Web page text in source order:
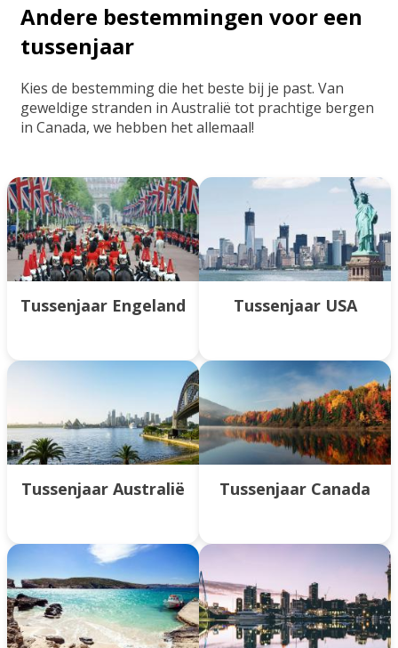
Andere bestemmingen voor een
tussenjaar
Kies de bestemming die het beste bij je past. Van
geweldige stranden in Australië tot prachtige bergen
in Canada, we hebben het allemaal!
Tussenjaar Engeland Tussenjaar USA
Tussenjaar Australië Tussenjaar Canada